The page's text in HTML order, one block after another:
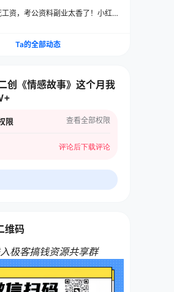
500+
工资，考公资料副业太香了！小红
Ta的全部动态
创《情感故事》这个月我
限 查看全部权限
评论后下载评论
维码
极客搞钱资源共享群